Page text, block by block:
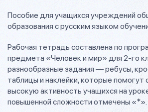
Пособие для учащихся учреждений
образования с русским языком
Рабочая тетрадь составлена по
предмета «Человек и мир» для 2-го
разнообразные задания — ребусы,
таблицы и наклейки, которые помогут
высокую активность учащихся на
повышенной сложности отмечены «*».